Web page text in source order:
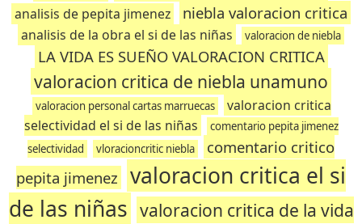
analisis de pepita jimenez
niebla valoracion critica
analisis de la obra el si de las niñas valoracion de niebla
LA VIDA ES SUEÑO VALORACION CRITICA
valoracion critica de niebla unamuno
valoracion personal cartas marruecas
valoracion critica
selectividad el si de las niñas
comentario pepita jimenez
selectividad
vloracioncritic niebla
comentario critico
pepita jimenez
valoracion critica el si
de las niñas valoracion critica de la vida